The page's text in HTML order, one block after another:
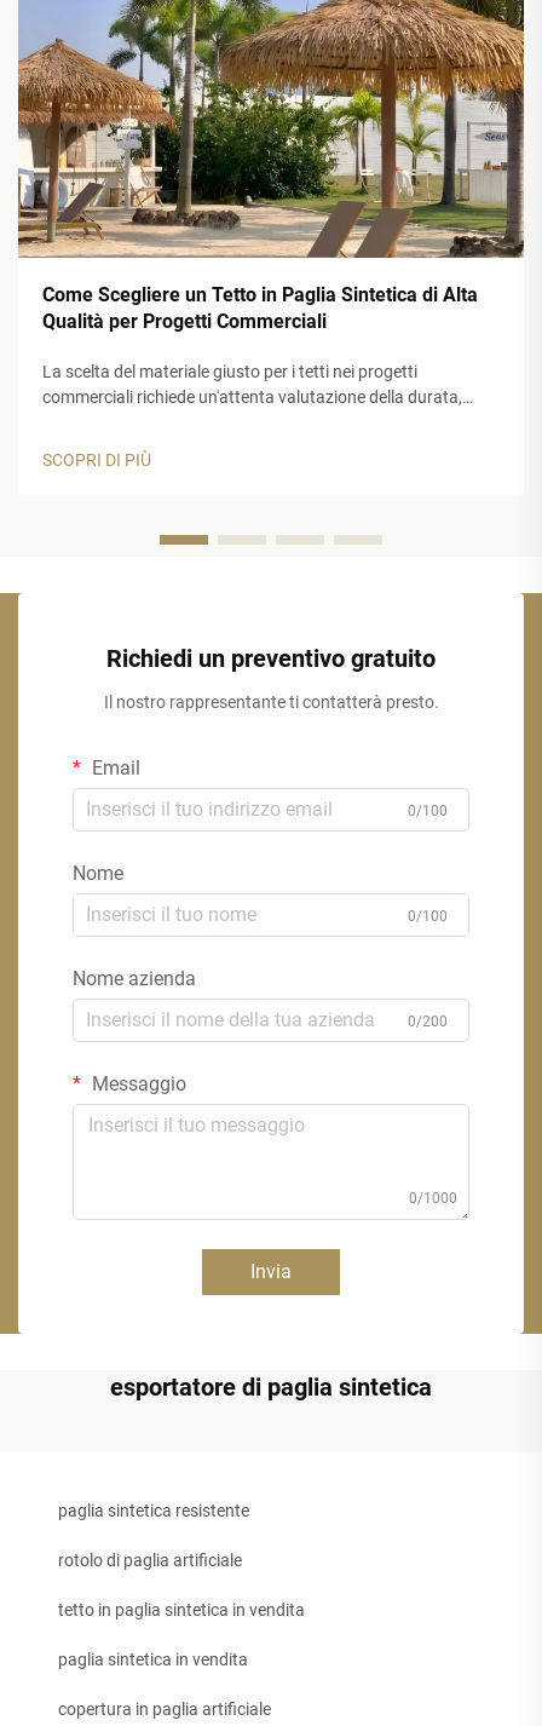
Come Scegliere un Tetto in Paglia Sintetica di Alta
Qualità per Progetti Commerciali
La scelta del materiale giusto per i tetti nei progetti
commerciali richiede un'attenta valutazione della durata,
paglia sintetica rappresenta una soluzione ideale per le
SCOPRI DI PIÙ
Richiedi un preventivo gratuito
Il nostro rappresentante ti contatterà presto.
Email
0/100
Nome
0/100
Nome azienda
0/200
Messaggio
0/1000
Invia
esportatore di paglia sintetica
paglia sintetica resistente
rotolo di paglia artificiale
tetto in paglia sintetica in vendita
paglia sintetica in vendita
copertura in paglia artificiale